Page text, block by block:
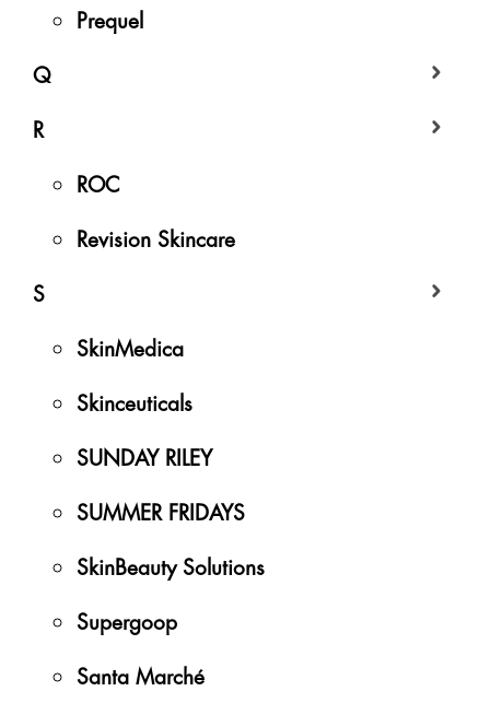
Prequel
Q
R
ROC
Revision Skincare
S
SkinMedica
Skinceuticals
SUNDAY RILEY
SUMMER FRIDAYS
SkinBeauty Solutions
Supergoop
Santa Marché